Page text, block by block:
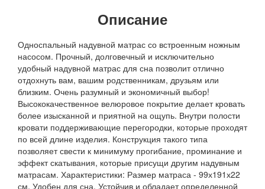
Описание
Односпальный надувной матрас со встроенным ножным
насосом. Прочный, долговечный и исключительно
удобный надувной матрас для сна позволит отлично
отдохнуть вам, вашим родственникам, друзьям или
близким. Очень разумный и экономичный выбор!
Высококачественное велюровое покрытие делает кровать
более изысканной и приятной на ощупь. Внутри полости
кровати поддерживающие перегородки, которые проходят
по всей длине изделия. Конструкция такого типа
позволяет свести к минимуму прогибание, проминание и
эффект скатывания, которые присущи другим надувным
матрасам. Характеристики: Размер матраса - 99х191х22
см. Удобен для сна. Устойчив и обладает определенной